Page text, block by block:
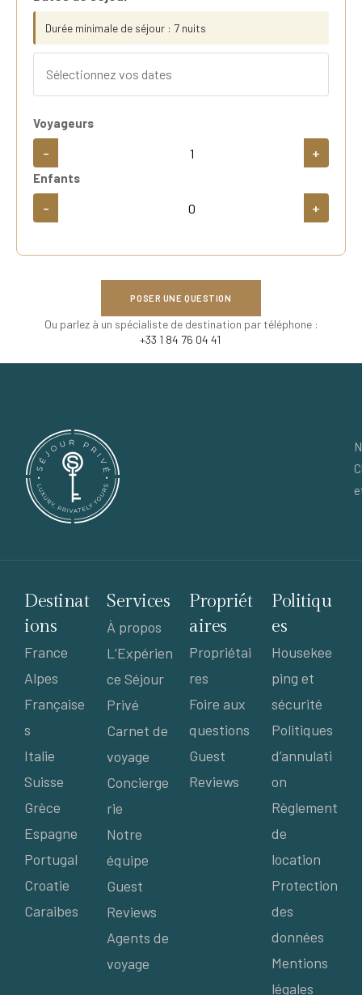
Durée minimale de séjour : 7 nuits
Voyageurs
- +
Enfants
- +
POSER UNE QUESTION
Ou parlez à un spécialiste de destination par téléphone :
+33 1 84 76 04 41
Destinat
ions
France
Alpes
Française
s
Italie
Suisse
Grèce
Espagne
Portugal
Croatie
Caraibes
Services
À propos
L’Expérien
ce Séjour
Privé
Carnet de
voyage
Concierge
rie
Notre
équipe
Guest
Reviews
Agents de
voyage
Propriét
aires
Propriétai
res
Foire aux
questions
Guest
Reviews
Politiqu
es
Housekee
ping et
sécurité
Politiques
d’annulati
on
Règlement
de
location
Protection
des
données
Mentions
légales